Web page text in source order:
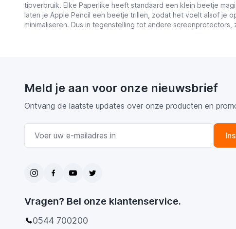
tipverbruik. Elke Paperlike heeft standaard een klein beetje
laten je Apple Pencil een beetje trillen, zodat het voelt alsof je
minimaliseren. Dus in tegenstelling tot andere
Meld je aan voor onze nieuwsbrief
Ontvang de laatste updates over onze producten en
Vragen? Bel onze klantenservice.
0544 700200